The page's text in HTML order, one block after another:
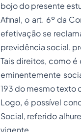
bojo do presente
Afinal, o art. 6º da
efetivação se
previdência social,
Tais direitos, como
eminentemente
193 do mesmo texto
Logo, é possível
Social, referido
vigente.